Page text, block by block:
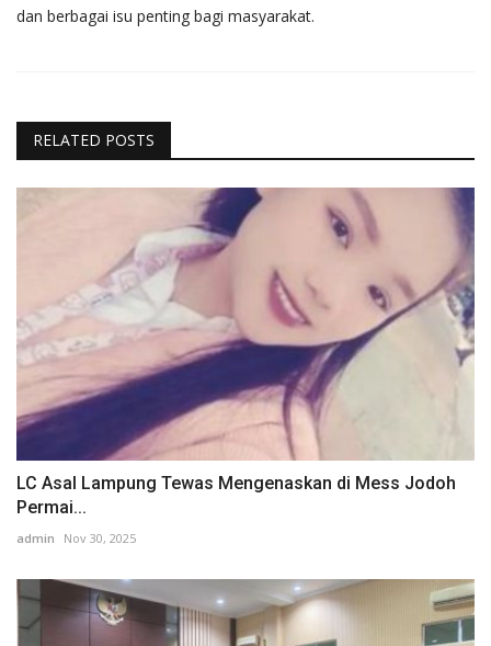
dan berbagai isu penting bagi masyarakat.
RELATED POSTS
LC Asal Lampung Tewas Mengenaskan di Mess Jodoh
Permai...
admin Nov 30, 2025